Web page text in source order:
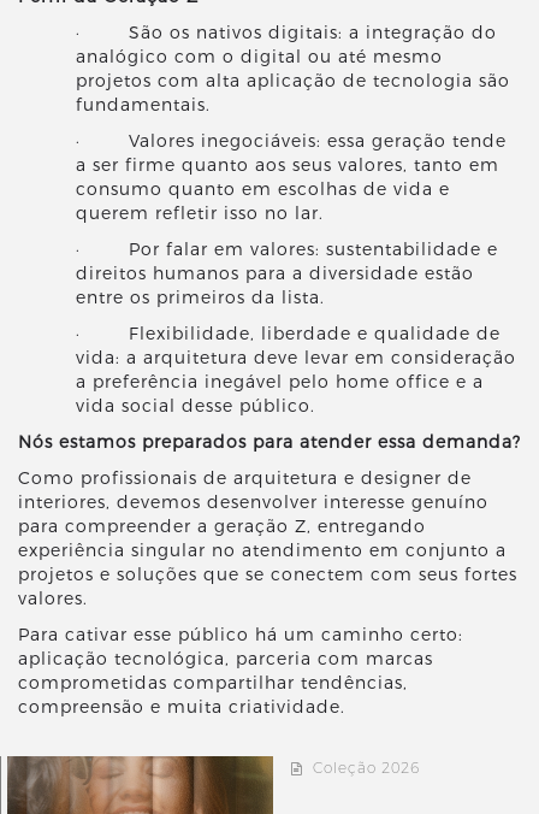
· São os nativos digitais: a integração do
analógico com o digital ou até mesmo
projetos com alta aplicação de tecnologia são
fundamentais.
· Valores inegociáveis: essa geração tende
a ser firme quanto aos seus valores, tanto em
consumo quanto em escolhas de vida e
querem refletir isso no lar.
· Por falar em valores: sustentabilidade e
direitos humanos para a diversidade estão
entre os primeiros da lista.
· Flexibilidade, liberdade e qualidade de
vida: a arquitetura deve levar em consideração
a preferência inegável pelo home office e a
vida social desse público.
Nós estamos preparados para atender essa demanda?
Como profissionais de arquitetura e designer de
interiores, devemos desenvolver interesse genuíno
para compreender a geração Z, entregando
experiência singular no atendimento em conjunto a
projetos e soluções que se conectem com seus fortes
valores.
Para cativar esse público há um caminho certo:
aplicação tecnológica, parceria com marcas
comprometidas compartilhar tendências,
compreensão e muita criatividade.
Coleção 2026